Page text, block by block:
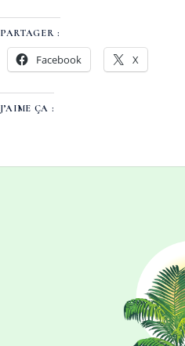
PARTAGER :
Facebook X
J’AIME ÇA :